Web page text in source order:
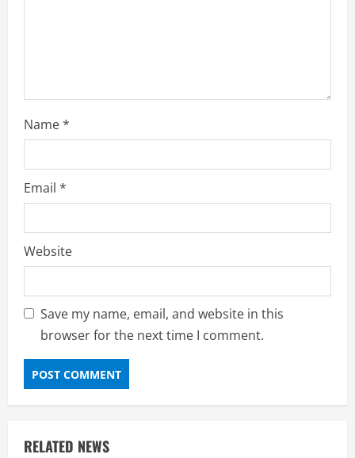
Name*
Email *
Website
Save my name, email, and website in this
browser for the next time I comment.
RELATED NEWS